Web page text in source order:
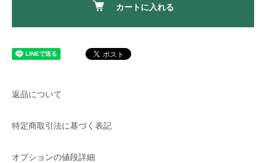
カートに入れる
返品について
特定商取引法に基づく表記
オプションの値段詳細